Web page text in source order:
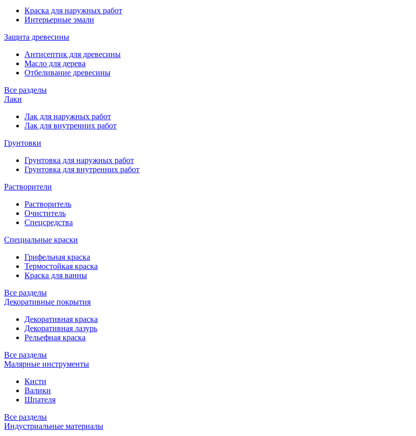
Краска для наружных работ
Интерьерные эмали
Защита древесины
Антисептик для древесины
Масло для дерева
Отбеливание древесины
Все разделы
Лаки
Лак для наружных работ
Лак для внутренних работ
Грунтовки
Грунтовка для наружных работ
Грунтовка для внутренних работ
Растворители
Растворитель
Очиститель
Спецсредства
Специальные краски
Грифельная краска
Термостойкая краска
Краска для ванны
Все разделы
Декоративные покрытия
Декоративная краска
Декоративная лазурь
Рельефная краска
Все разделы
Малярные инструменты
Кисти
Валики
Шпателя
Все разделы
Индустриальные материалы